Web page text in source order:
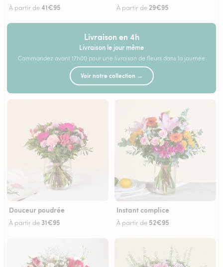
À partir de41€95 À partir de 29€95
Livraison en 4h
Livraison le jour même
Commandez avant 17h00 pour une livraison de fleurs dans la journée
Voir notre collection →
Douceur poudrée
À partir de 31€95
Instant complice
À partir de 52€95